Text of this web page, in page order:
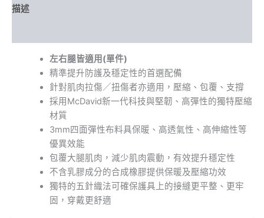
描述
左右腿皆適用(單件)
精準提升防護及穩定性的首選配備
針對肌肉拉傷／扭傷者亦適用，壓縮、包覆、支撐
採用McDavid新一代科技與堅韌、高彈性的獨特壓縮
材質
3mm四面彈性布料具保暖、高透氣性、高伸縮性等
優異效能
包覆大腿肌肉，減少肌肉震動，有效提升穩定性
不含乳膠成分的合成橡膠提供保暖及壓縮功效
獨特的五針織法可確保護具上的接縫更平整、更牢
固，穿戴更舒適